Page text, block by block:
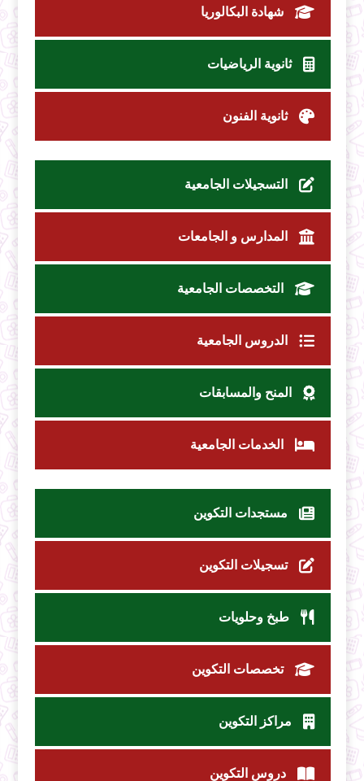
شهادة البكالوريا
ثانوية الرياضيات
ثانوية الفنون
التسجيلات الجامعية
المدارس و الجامعات
التخصصات الجامعية
الدروس الجامعية
المنح والمسابقات
الخدمات الجامعية
مستجدات التكوين
تسجيلات التكوين
طبخ وحلويات
تخصصات التكوين
مراكز التكوين
دروس التكوين